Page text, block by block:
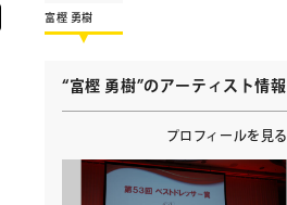
富樫 勇樹
“富樫 勇樹”のアーティスト情報
プロフィールを見る